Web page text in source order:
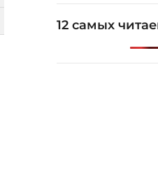
12 самых